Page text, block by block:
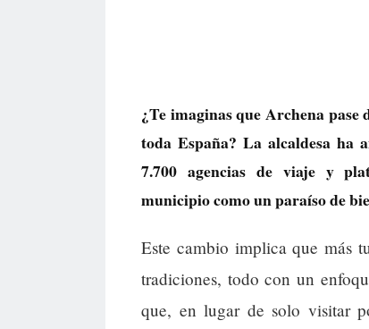
¿Te imaginas que Archena pase
toda España? La alcaldesa ha
7.700 agencias de viaje y
municipio como un paraíso de
Este cambio implica que más
tradiciones, todo con un
que, en lugar de solo visitar